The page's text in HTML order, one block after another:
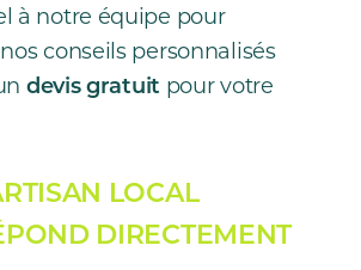
à notre équipe pour
conseils personnalisés
devis gratuit pour votre
LOCAL
DIRECTEMENT